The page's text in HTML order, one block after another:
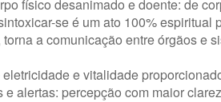
físico desanimado e doente: de
se é um ato 100%
a comunicação entre órgãos e
e vitalidade
e alertas: percepção com maior